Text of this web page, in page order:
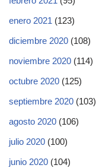
enero 2021 (123)
diciembre 2020 (108)
noviembre 2020 (114)
octubre 2020 (125)
septiembre 2020 (103)
agosto 2020 (106)
julio 2020 (100)
junio 2020 (104)